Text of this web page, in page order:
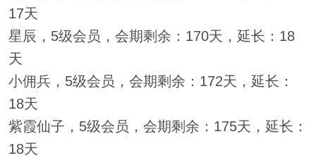
17天
星辰，5级会员，会期剩余：170天，延长：18
天
小佣兵，5级会员，会期剩余：172天，延长：
18天
紫霞仙子，5级会员，会期剩余：175天，延长：
18天